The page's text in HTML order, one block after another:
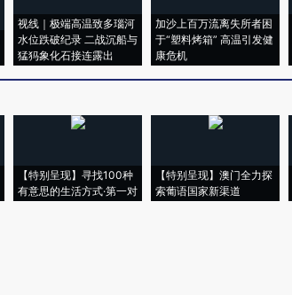
视线｜极端高温致多瑙河
水位跌破纪录 二战沉船与
猛犸象化石接连露出
加沙上百万流离失所者困
于“塑料烤箱” 高温引发健
康危机
【特别呈现】寻找100种
有意思的生活方式·第一对
【特别呈现】澳门全力探
索葡语国家新渠道